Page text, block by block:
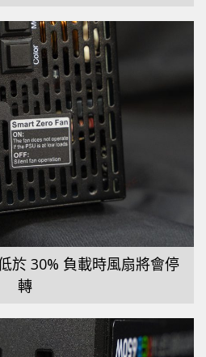
於 30% 負載時風扇將會停
轉